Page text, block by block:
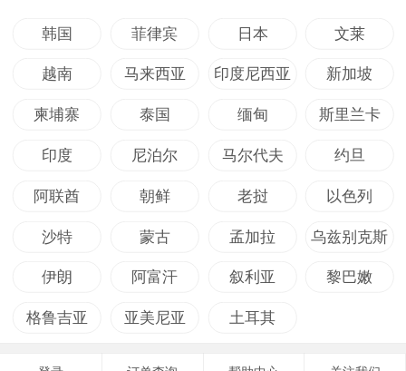
韩国 菲律宾 日本 文莱
越南 马来西亚 印度尼西亚 新加坡
柬埔寨 泰国 缅甸 斯里兰卡
印度 尼泊尔 马尔代夫 约旦
阿联酋 朝鲜 老挝 以色列
沙特 蒙古 孟加拉
乌兹别克斯
坦
伊朗 阿富汗 叙利亚 黎巴嫩
格鲁吉亚 亚美尼亚 土耳其